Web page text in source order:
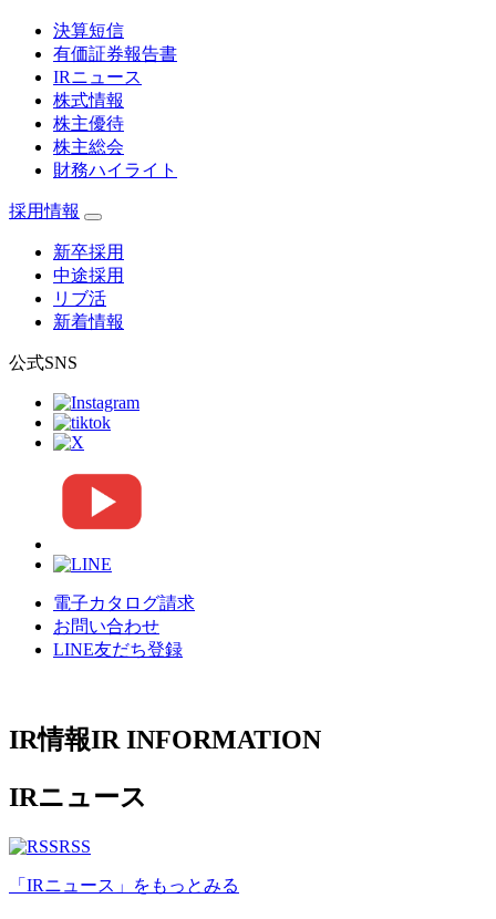
決算短信
有価証券報告書
IRニュース
株式情報
株主優待
株主総会
財務ハイライト
採用情報
新卒採用
中途採用
リブ活
新着情報
公式SNS
電子カタログ請求
お問い合わせ
LINE友だち登録
IR情報IR INFORMATION
IRニュース
RSS
「IRニュース」 をもっとみる